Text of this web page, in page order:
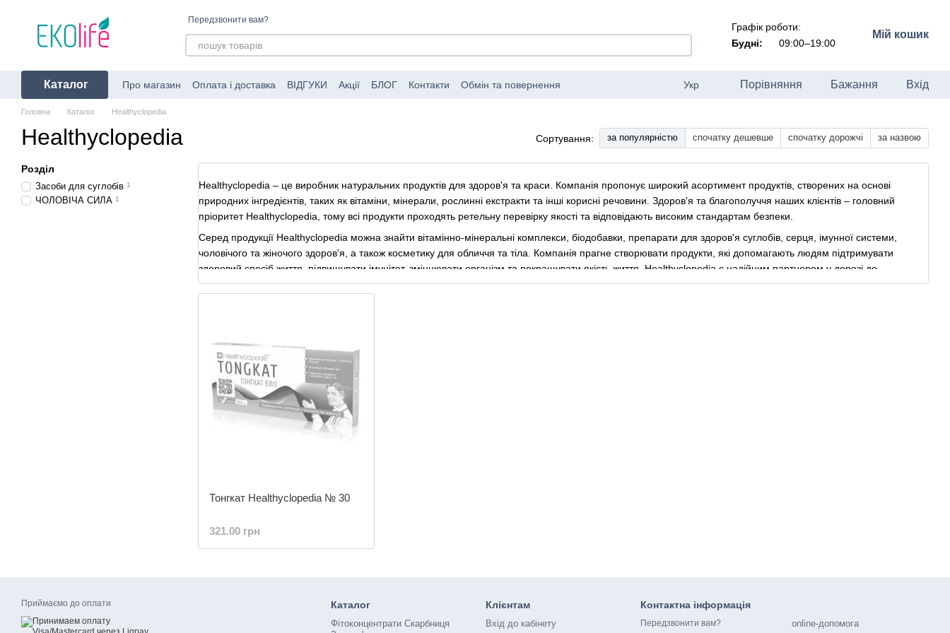
Передзвонити вам?
Графік роботи:
Будні:
09:00–19:00
Мій кошик
Каталог Про магазин Оплата і доставка ВІДГУКИ Акції БЛОГ Контакти
Обмін та повернення
Укр Порівняння Бажання Вхід
Головна Каталог Healthyclopedia
Healthyclopedia Сортування: за популярністю спочатку дешевше спочатку дорожчі за назвою
Healthyclopedia – це виробник натуральних продуктів для здоров'я та краси. Компанія пропонує широкий асортимент продуктів, створених на основі
природних інгредієнтів, таких як вітаміни, мінерали, рослинні екстракти та інші корисні речовини. Здоров'я та благополуччя наших клієнтів – головний
пріоритет Healthyclopedia, тому всі продукти проходять ретельну перевірку якості та відповідають високим стандартам безпеки.
Серед продукції Healthyclopedia можна знайти вітамінно-мінеральні комплекси, біодобавки, препарати для здоров'я суглобів, серця, імунної системи,
чоловічого та жіночого здоров'я, а також косметику для обличчя та тіла. Компанія прагне створювати продукти, які допомагають людям підтримувати
здоровий спосіб життя, підвищувати імунітет, зміцнювати організм та покращувати якість життя. Healthyclopedia є надійним партнером у дорозі до
здорового способу життя і завжди готова запропонувати своїм клієнтам найкращі рішення для підтримки здоров'я та краси.
Тонгкат Healthyclopedia № 30
321.00 грн
Розділ
Засоби для суглобів 1
ЧОЛОВІЧА СИЛА 1
Приймаємо до оплати Каталог
Фітоконцентрати Скарбниця
Клієнтам
Вхід до кабінету
Контактна інформація
Передзвонити вам? online-допомога